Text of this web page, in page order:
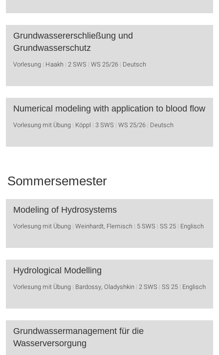
Grundwassererschließung und
Grundwasserschutz
Vorlesung Haakh 2 SWS WS 25/26 Deutsch
Numerical modeling with application to blood flow
Vorlesung mit Übung Köppl 3 SWS WS 25/26 Deutsch
Sommersemester
Modeling of Hydrosystems
Vorlesung mit Übung Weinhardt, Flemisch 5 SWS SS 25 Englisch
Hydrological Modelling
Vorlesung mit Übung Bardossy, Oladyshkin 2 SWS SS 25 Englisch
Grundwassermanagement für die
Wasserversorgung